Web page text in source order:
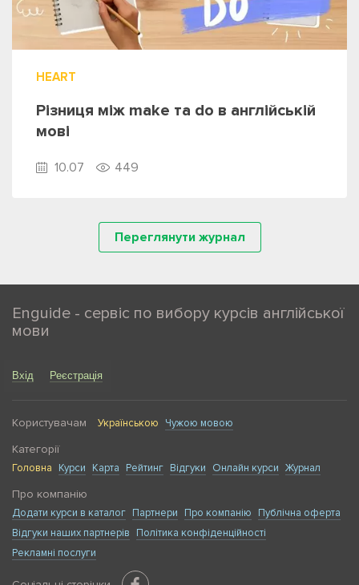
HEART
Різниця між make та do в англійській
мові
10.07 449
Переглянути журнал
Enguide - сервіс по вибору курсів англійської
мови
Вхід Реєстрація
Користувачам Українською Чужою мовою
Категорії
Головна Курси Карта Рейтинг Відгуки Онлайн курси Журнал
Про компанію
Додати курси в каталог Партнери Про компанію
Публічна оферта
Відгуки наших партнерів
Політика конфіденційності
Рекламні послуги